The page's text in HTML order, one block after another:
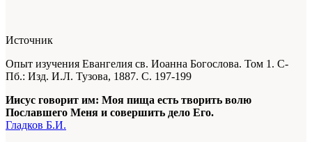
Источник
Опыт изучения Евангелия св. Иоанна Богослова. Том 1. С-
Пб.: Изд. И.Л. Тузова, 1887. С. 197-199
Иисус говорит им: Моя пища есть творить волю
Пославшего Меня и совершить дело Его.
Гладков Б.И.